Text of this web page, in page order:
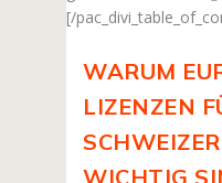
[/
WARUM
LIZENZEN
WICHTIG